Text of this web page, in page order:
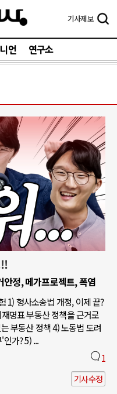
기사제보
언 연구소
정, 메가프로젝트, 폭염
1) 형사소송법 개정, 이제 끝?
명표 부동산 정책을 근거로
부동산 정책 4) 노동법 도려
가? 5) ...
1
기사수정